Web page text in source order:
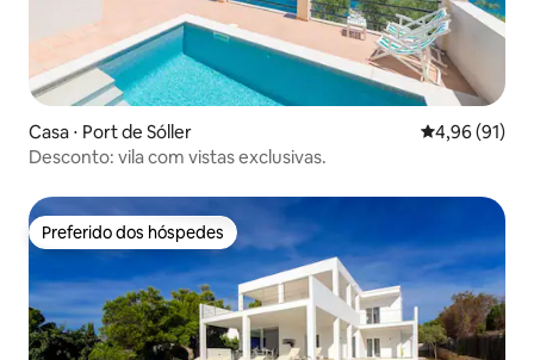
Casa ⋅ Port de Sóller 4,96 de uma
4,96 (91)
Desconto: vila com vistas exclusivas.
Preferido dos hóspedes
Preferido dos hóspedes